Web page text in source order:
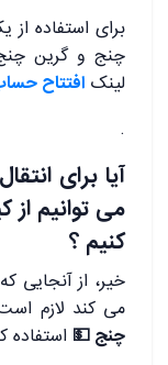
برای استفاده
چنج و گرین
لینک افتتاح
.
آیا برای
می توانیم
کنیم ؟
خیر، از آنجایی که
می کند لازم
چنج 💵 استفاده